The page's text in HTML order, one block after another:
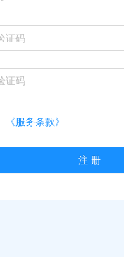
《服务条款》
注 册